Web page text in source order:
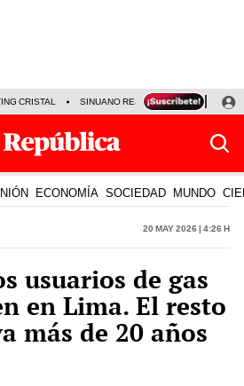
CRISTAL SINUANO RESULTADOS HOY
ECONOMÍA SOCIEDAD MUNDO
20 May 2026 | 4:26 h
usuarios de gas
en Lima. El resto
más de 20 años